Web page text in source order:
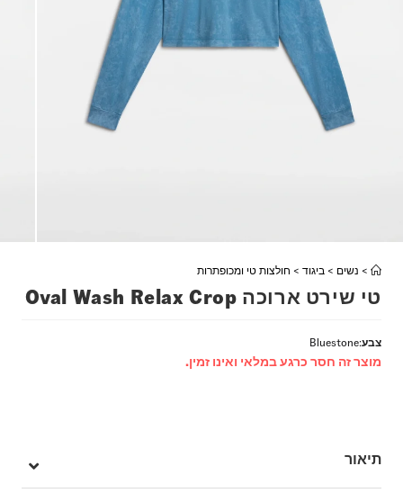
> נשים > ביגוד > חולצות טי ומכופתרות
טי שירט ארוכה Oval Wash Relax Crop
צבע:
Bluestone
מוצר זה חסר כרגע במלאי ואינו זמין.
תיאור